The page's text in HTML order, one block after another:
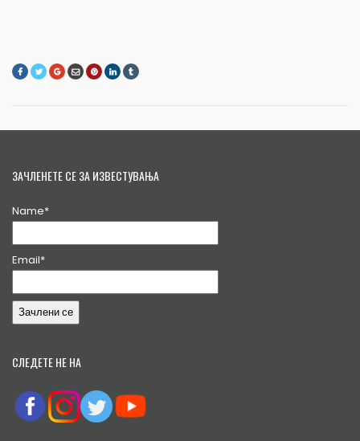
ЗАЧЛЕНЕТЕ СЕ ЗА ИЗВЕСТУВАЊА
Name*
Email*
СЛЕДЕТЕ НЕ НА